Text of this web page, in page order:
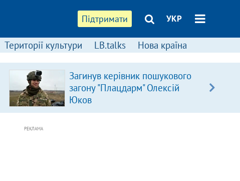
Підтримати УКР
Території культури LB.talks Нова країна
Загинув керівник пошукового
загону "Плацдарм" Олексій
Юков
РЕКЛАМА